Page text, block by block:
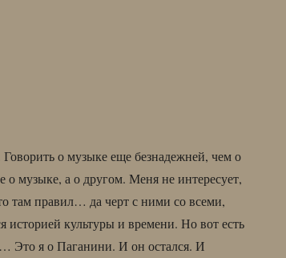
о музыке еще безнадежней, чем о
музыке, а о другом. Меня не интересует,
там правил… да черт с ними со всеми,
культуры и времени. Но вот есть
Это я о Паганини. И он остался. И